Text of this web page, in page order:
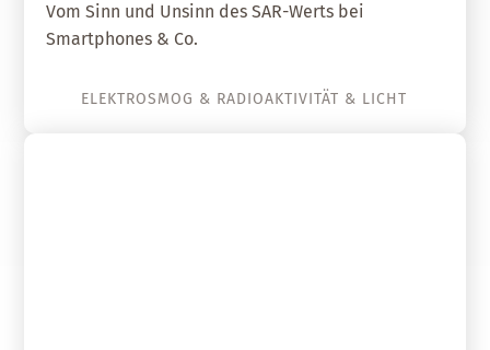
Vom Sinn und Unsinn des SAR-Werts bei
Smartphones & Co.
ELEKTROSMOG & RADIOAKTIVITÄT & LICHT